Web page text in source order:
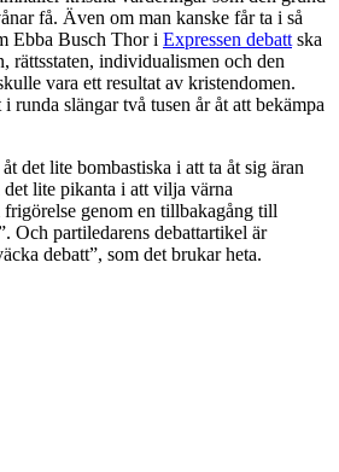
få. Även om man kanske får ta i så
Ebba Busch Thor i Expressen debatt ska
rättsstaten, individualismen och den
vara ett resultat av kristendomen.
runda slängar två tusen år åt att bekämpa
det lite bombastiska i att ta åt sig äran
lite pikanta i att vilja värna
genom en tillbakagång till
Och partiledarens debattartikel är
debatt”, som det brukar heta.